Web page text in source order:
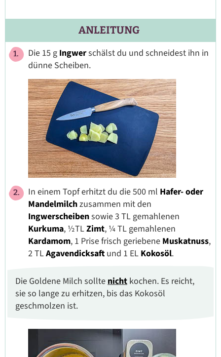
ANLEITUNG
Die 15 g Ingwerschälst du und schneidest ihn in
dünne Scheiben.
In einem Topf erhitzt du die 500 ml Hafer- oder
Mandelmilchzusammen mit den
Ingwerscheibensowie 3 TL gemahlenen
Kurkuma, ½TLZimt, ¼ TL gemahlenen
Kardamom, 1 Prise frisch geriebene Muskatnuss,
2 TLAgavendicksaft und 1 EL Kokosöl.
Die Goldene Milch solltenicht kochen. Es reicht,
sie so lange zu erhitzen, bis das Kokosöl
geschmolzen ist.